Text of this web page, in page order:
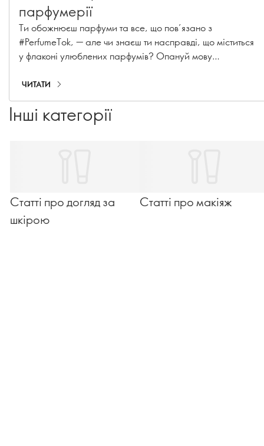
парфумерії
Ти обожнюєш парфуми та все, що пов’язано з
#PerfumeTok, — але чи знаєш ти насправді, що міститься
у флаконі улюблених парфумів? Опануй мову
— це пропуск за лаштунки процесу створення ароматів.
Від найпопулярніших інгредієнтів до секретів створення
— тут є все, що потрібно, аби виглядати (і пахнути) як
справжній знавець. Читай далі, як підняти свою
ЧИТАТИ
Інші категорії
Статті про догляд за
шкірою
Статті про макіяж